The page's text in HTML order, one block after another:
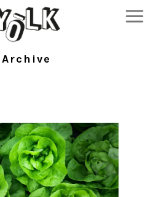
Archive